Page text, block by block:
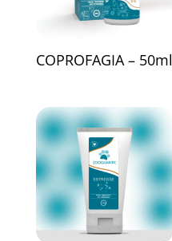
COPROFAGIA – 50ml